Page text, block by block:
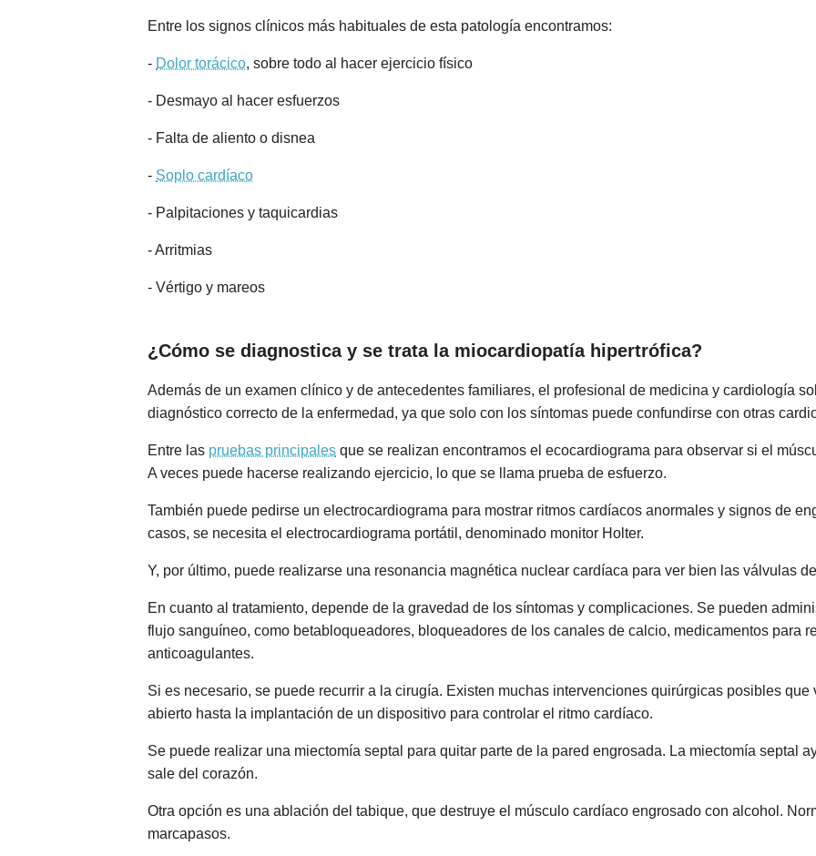
Entre los signos clínicos más habituales de esta patología encontramos:
- Dolor torácico, sobre todo al hacer ejercicio físico
- Desmayo al hacer esfuerzos
- Falta de aliento o disnea
- Soplo cardíaco
- Palpitaciones y taquicardias
- Arritmias
- Vértigo y mareos
¿Cómo se diagnostica y se trata la miocardiopatía hipertrófica?
Además de un examen clínico y de antecedentes familiares, el profesional de medicina y cardiología
diagnóstico correcto de la enfermedad, ya que solo con los síntomas puede confundirse con otras
Entre las pruebas principales que se realizan encontramos el ecocardiograma para observar si el
A veces puede hacerse realizando ejercicio, lo que se llama prueba de esfuerzo.
También puede pedirse un electrocardiograma para mostrar ritmos cardíacos anormales y signos de
casos, se necesita el electrocardiograma portátil, denominado monitor Holter.
Y, por último, puede realizarse una resonancia magnética nuclear cardíaca para ver bien las válvulas
En cuanto al tratamiento, depende de la gravedad de los síntomas y complicaciones. Se pueden
flujo sanguíneo, como betabloqueadores, bloqueadores de los canales de calcio, medicamentos para
anticoagulantes.
Si es necesario, se puede recurrir a la cirugía. Existen muchas intervenciones quirúrgicas posibles
abierto hasta la implantación de un dispositivo para controlar el ritmo cardíaco.
Se puede realizar una miectomía septal para quitar parte de la pared engrosada. La miectomía septal
sale del corazón.
Otra opción es una ablación del tabique, que destruye el músculo cardíaco engrosado con alcohol.
marcapasos.